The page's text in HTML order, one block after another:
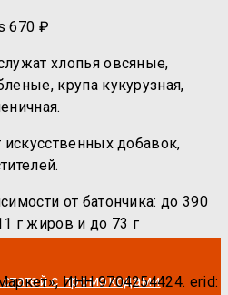
с промокодами
670 ₽
хлопья овсяные,
крупа кукурузная,
искусственных добавок,
от батончика: до 390
г жиров и до 73 г
ИНН 9704254424. erid: